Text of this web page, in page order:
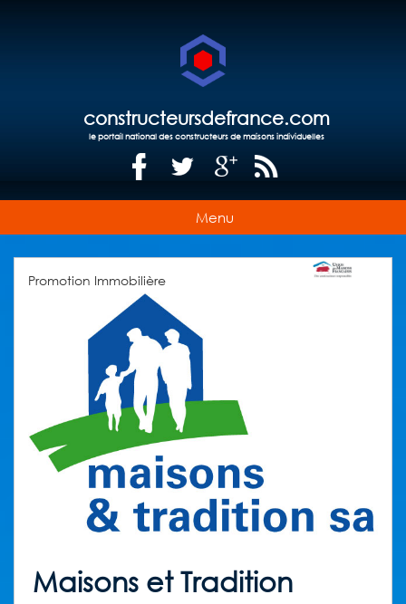
constructeursdefrance.com
le portail national des constructeurs de maisons individuelles
Menu
Promotion Immobilière
Maisons et Tradition